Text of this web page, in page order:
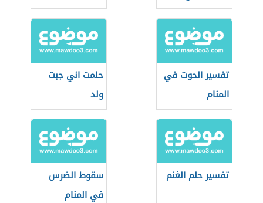
المنام
تفسير الحوت في
المنام
حلمت اني جبت
ولد
تفسير حلم الغنم
سقوط الضرس
في المنام